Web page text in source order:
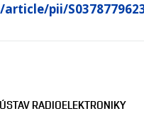
pii/
ÚSTAV RADIOELEKTRONIKY